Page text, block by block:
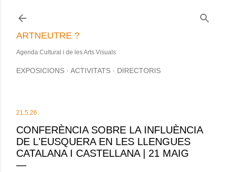
ARTNEUTRE ?
Agenda Cultural i de les Arts Visuals
EXPOSICIONS ACTIVITATS DIRECTORIS
21.5.26
CONFERÈNCIA SOBRE LA INFLUÈNCIA
DE L'EUSQUERA EN LES LLENGUES
CATALANA I CASTELLANA | 21 MAIG